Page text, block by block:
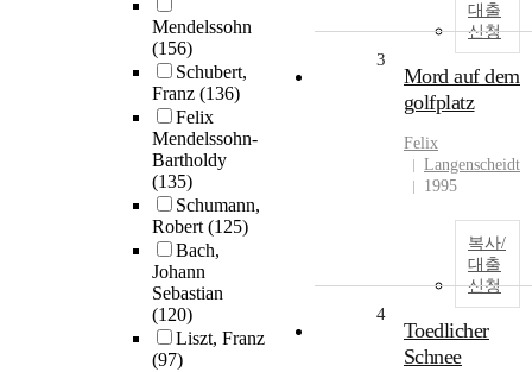
Mendelssohn
(156)
Schubert,
Franz (136)
Felix
Mendelssohn-
Bartholdy
(135)
Schumann,
Robert(125)
Bach,
Johann
Sebastian
(120)
Liszt, Franz
(97)
대출
신청
3
Mord auf dem
golfplatz
Felix
Langenscheidt
1995
복사/
대출
신청
4
Toedlicher
Schnee